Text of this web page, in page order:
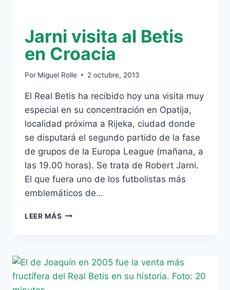
Jarni visita al Betis
en Croacia
Por Miguel Rolle 2 octubre, 2013
El Real Betis ha recibido hoy una visita muy
especial en su concentración en Opatija,
localidad próxima a Rijeka, ciudad donde
se disputará el segundo partido de la fase
de grupos de la Europa League (mañana, a
las 19.00 horas). Se trata de Robert Jarni.
El que fuera uno de los futbolistas más
emblemáticos de…
LEER MÁS JARNI
EN
CROACIA